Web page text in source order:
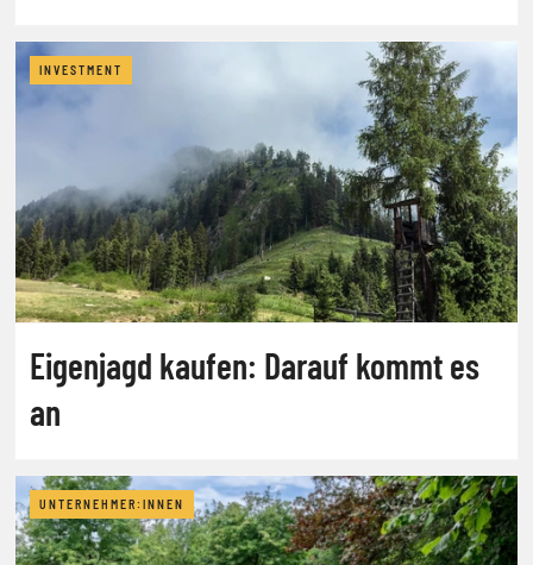
INVESTMENT
Eigenjagd kaufen: Darauf kommt es
an
UNTERNEHMER:INNEN